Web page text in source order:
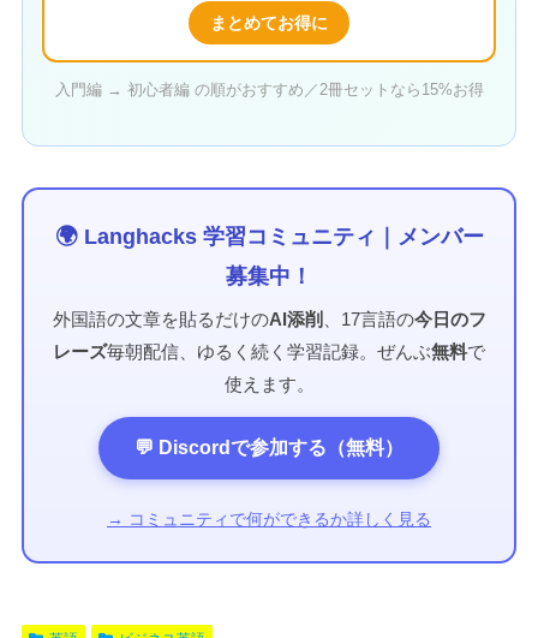
まとめてお得に
入門編 → 初心者編 の順がおすすめ／2冊セットなら15%お得
🌍 Langhacks 学習コミュニティ｜メンバー
募集中！
外国語の文章を貼るだけのAI添削 、17言語の今日のフ
レーズ毎朝配信、ゆるく続く学習記録。ぜんぶ無料で
使えます。
💬 Discordで参加する（無料）
→ コミュニティで何ができるか詳しく見る